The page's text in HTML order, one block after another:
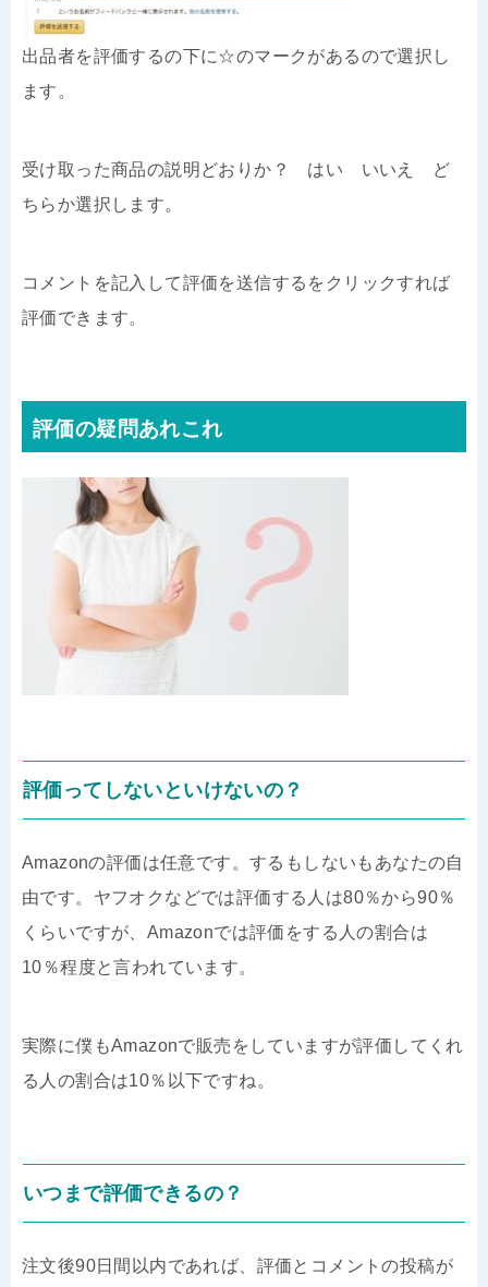
出品者を評価するの下に☆のマークがあるので選択し
ます。
受け取った商品の説明どおりか？ はい いいえ ど
ちらか選択します。
コメントを記入して評価を送信するをクリックすれば
評価できます。
評価の疑問あれこれ
評価ってしないといけないの？
Amazonの評価は任意です。するもしないもあなたの自
由です。ヤフオクなどでは評価する人は80％から90％
くらいですが、Amazonでは評価をする人の割合は
10％程度と言われています。
実際に僕もAmazonで販売をしていますが評価してくれ
る人の割合は10％以下ですね。
いつまで評価できるの？
注文後90日間以内であれば、評価とコメントの投稿が